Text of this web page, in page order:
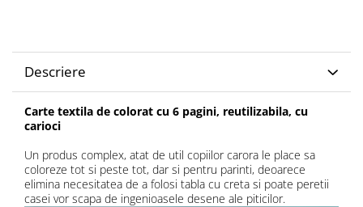
Descriere
Carte textila de colorat cu 6 pagini, reutilizabila, cu
carioci
Un produs complex, atat de util copiilor carora le place sa
coloreze tot si peste tot, dar si pentru parinti, deoarece
elimina necesitatea de a folosi tabla cu creta si poate peretii
casei vor scapa de ingenioasele desene ale piticilor.